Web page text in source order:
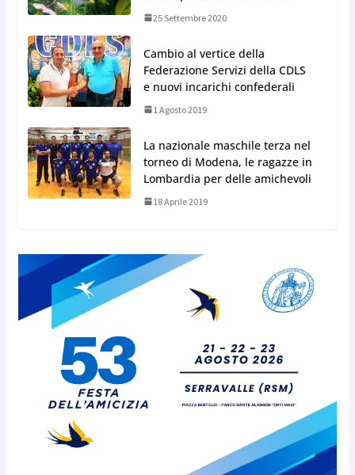
25 Settembre 2020
Cambio al vertice della
Federazione Servizi della CDLS
e nuovi incarichi confederali
1 Agosto 2019
La nazionale maschile terza nel
torneo di Modena, le ragazze in
Lombardia per delle amichevoli
18 Aprile 2019